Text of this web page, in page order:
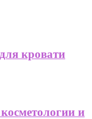
кровати
и